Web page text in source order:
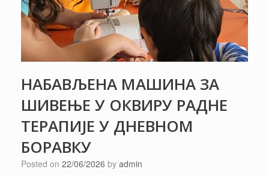
НАБАВЉЕНА МАШИНА ЗА
ШИВЕЊЕ У ОКВИРУ РАДНЕ
ТЕРАПИЈЕ У ДНЕВНОМ
БОРАВКУ
Posted on 22/06/2026 by admin